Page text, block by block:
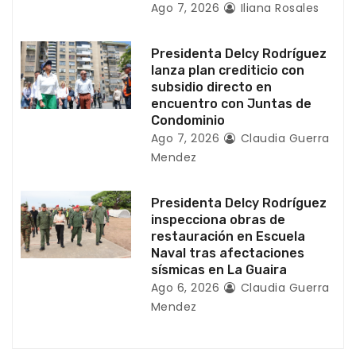
t
r
a
s
Ago 7, 2026 Iliana Rosales
Presidenta Delcy Rodríguez
lanza plan crediticio con
subsidio directo en
encuentro con Juntas de
Condominio
Ago 7, 2026
Claudia Guerra
Mendez
Presidenta Delcy Rodríguez
inspecciona obras de
restauración en Escuela
Naval tras afectaciones
sísmicas en La Guaira
Ago 6, 2026
Claudia Guerra
Mendez